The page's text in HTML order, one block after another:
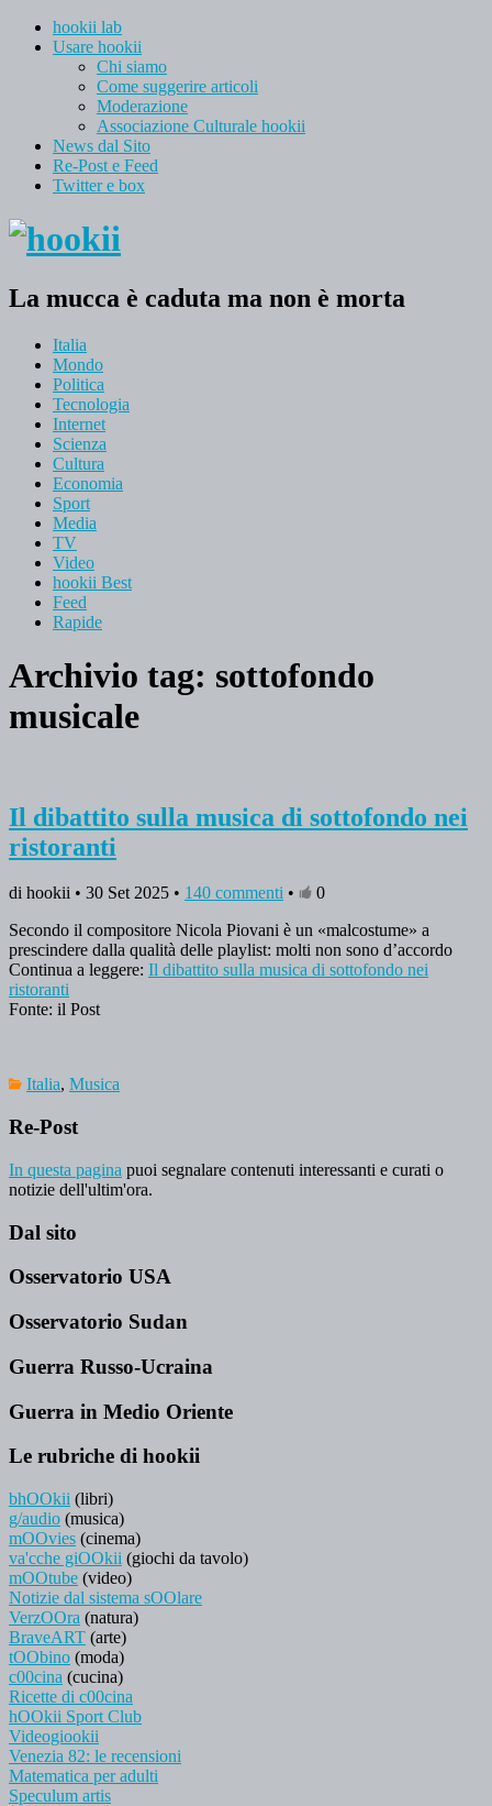
hookii lab
Usare hookii
Chi siamo
Come suggerire articoli
Moderazione
Associazione Culturale hookii
News dal Sito
Re-Post e Feed
Twitter e box
La mucca è caduta ma non è morta
Italia
Mondo
Politica
Tecnologia
Internet
Scienza
Cultura
Economia
Sport
Media
TV
Video
hookii Best
Feed
Rapide
Archivio tag: sottofondo
musicale
Il dibattito sulla musica di sottofondo nei
ristoranti
di hookii • 30 Set 2025 • 140 commenti •
0
Secondo il compositore Nicola Piovani è un «malcostume» a
prescindere dalla qualità delle playlist: molti non sono d’accordo
Continua a leggere: Il dibattito sulla musica di sottofondo nei
ristoranti
Fonte: il Post
Italia, Musica
Re-Post
In questa pagina puoi segnalare contenuti interessanti e curati o
notizie dell'ultim'ora.
Dal sito
Osservatorio USA
Osservatorio Sudan
Guerra Russo-Ucraina
Guerra in Medio Oriente
Le rubriche di hookii
bhOOkii (libri)
g/audio (musica)
mOOvies (cinema)
va'cche giOOkii (giochi da tavolo)
mOOtube (video)
Notizie dal sistema sOOlare
VerzOOra (natura)
BraveART (arte)
tOObino (moda)
c00cina (cucina)
Ricette di c00cina
hOOkii Sport Club
Videogiookii
Venezia 82: le recensioni
Matematica per adulti
Speculum artis